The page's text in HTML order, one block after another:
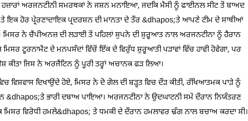
ਅਰਜਨਟੀਨੀ ਸਮਰਥਕਾਂ ਨੇ ਜਸ਼ਨ ਮਨਾਇਆ, ਜਦਕਿ ਮੈਸੀ ਨੂੰ ਫਾਈਨਲ ਸੀਟ ਤੋਂ ਬਾਅਦ
ਹੋਰ ਪ੍ਰੇਰਣਾਦਾਇਕ ਪ੍ਰਦਰਸ਼ਨ ਦੀ ਮਾਨਤਾ ਦੇ ਤੌਰ &dhapos;ਤੇ ਆਪਣੇ ਟੀਮ ਦੇ ਸਾਥੀਆਂ
ਨੇ ਚੈਂਪੀਅਨਜ਼ ਦੀ ਲੜਾਈ ਤੋਂ ਪਹਿਲਾਂ ਸੁਪਨੇ ਦੀ ਸ਼ੁਰੂਆਤ ਨਾਲ ਅਰਜਨਟੀਨਾ ਨੂੰ ਹੈਰਾਨ
ਮਿਸਰ ਟੂਰਨਾਮੈਂਟ ਦੇ ਮਨਪਸੰਦਾਂ ਵਿੱਚੋਂ ਇੱਕ ਦੇ ਵਿਰੁੱਧ ਸ਼ੁਰੂਆਤੀ ਪੜਾਵਾਂ ਵਿੱਚ ਹਾਵੀ ਹੋਵੇਗਾ, ਪਰ
ਜਿਸ ਨੇ ਅਰਜੈਂਟਿਨ ਨੂੰ ਪੂਰੀ ਤਰ੍ਹਾਂ ਅਚਾਨਕ ਫੜ ਲਿਆ।
ਵਿਸ਼ਵਾਸ ਦਿਖਾਉਂਦੇ ਹੋਏ, ਮਿਸਰ ਨੇ ਦੋ ਗੋਲ ਦੀ ਬੜ੍ਹਤ ਵਿਚ ਦੌੜ ਕੀਤੀ, ਰੱਖਿਆਤਮਕ ਪਾੜੇ ਨੂੰ
&dhapos;ਤੇ ਭਾਰੀ ਦਬਾਅ ਪਾਇਆ। ਅਰਜਨਟੀਨਾ ਨੇ ਉਦਘਾਟਨੀ ਸਮੇਂ ਦੌਰਾਨ ਨਿਯੰਤਰਣ
ਵਿਰੋਧੀ ਹਮਲੇ&dhapos; ਤੇ ਧਮਕੀ ਦੇ ਦੌਰਾਨ ਹਮਲਾਵਰ ਢੰਗ ਨਾਲ ਬਚਾਅ ਕਰਦਾ ਸੀ।